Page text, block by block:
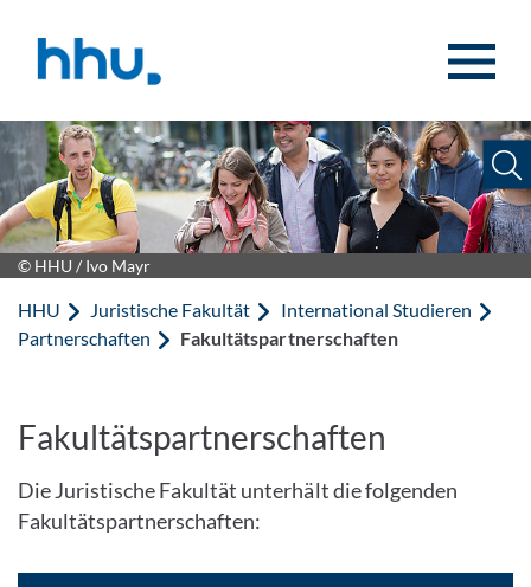
© HHU / Ivo Mayr
HHU Juristische Fakultät
International Studieren
Partnerschaften
Fakultätspartnerschaften
Fakultätspartnerschaften
Die Juristische Fakultät unterhält die folgenden
Fakultätspartnerschaften: